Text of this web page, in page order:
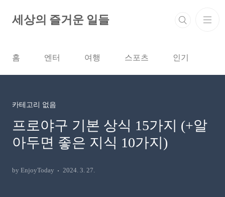
세상의 즐거운 일들
홈 엔터 여행 스포츠 인기
카테고리 없음
프로야구 기본 상식 15가지 (+알
아두면 좋은 지식 10가지)
by EnjoyToday 2024. 3. 27.